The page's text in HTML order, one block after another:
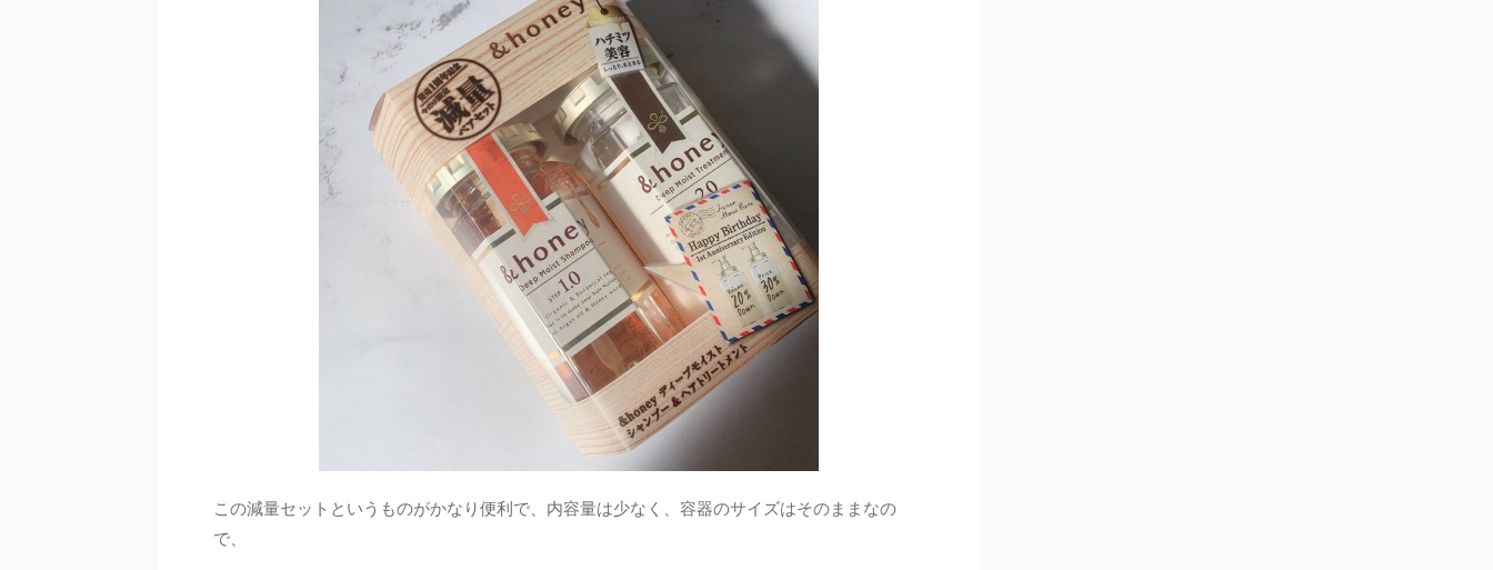
この減量セットというものがかなり便利で、内容量は少なく、容器のサイズはそのままなの
で、